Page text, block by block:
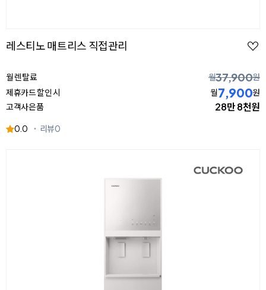
레스티노 매트리스 직접관리
월 렌탈료 월37,900원
제휴카드 할인 시
월7,900원
고객사은품
28만 8천원
0.0 리뷰0